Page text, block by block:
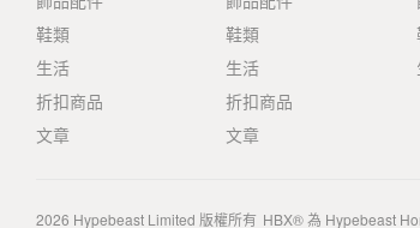
鞋類
生活
折扣商品
文章
鞋類
生活
折扣商品
文章
2026 Hypebeast Limited 版權所有 HBX® 為 Hypebeast